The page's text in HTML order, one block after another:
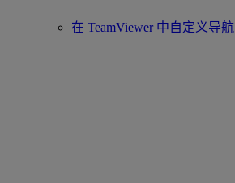
在 TeamViewer 中自定义导航